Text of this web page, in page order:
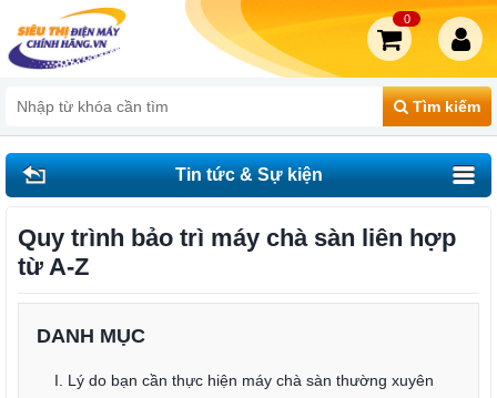
Tìm kiếm
0
Tin tức & Sự kiện
Quy trình bảo trì máy chà sàn liên hợp
từ A-Z
DANH MỤC
I. Lý do bạn cần thực hiện máy chà sàn thường xuyên